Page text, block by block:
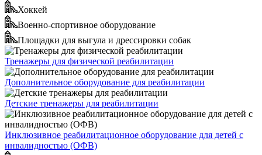
Хоккей
Военно-спортивное оборудование
Площадки для выгула и дрессировки собак
Тренажеры для физической реабилитации
Дополнительное оборудование для реабилитации
Детские тренажеры для реабилитации
Инклюзивное реабилитационное оборудование для детей с
инвалидностью (ОФВ)